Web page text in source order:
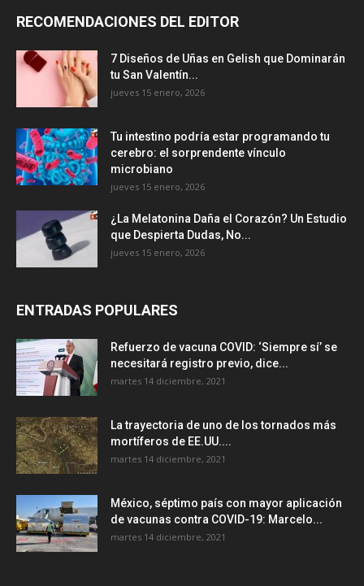
RECOMENDACIONES DEL EDITOR
7 Diseños de Uñas en Gelish que Dominarán
tu San Valentín...
jueves 15 enero, 2026
Tu intestino podría estar programando tu
cerebro: el sorprendente vínculo
microbiano
jueves 15 enero, 2026
¿La Melatonina Daña el Corazón? Un Estudio
que Despierta Dudas, No...
jueves 15 enero, 2026
ENTRADAS POPULARES
Refuerzo de vacuna COVID: ‘Siempre sí’ se
necesitará registro previo, dice...
martes 14 diciembre, 2021
La trayectoria de uno de los tornados más
mortíferos de EE.UU....
martes 14 diciembre, 2021
México, séptimo país con mayor aplicación
de vacunas contra COVID-19: Marcelo...
martes 14 diciembre, 2021